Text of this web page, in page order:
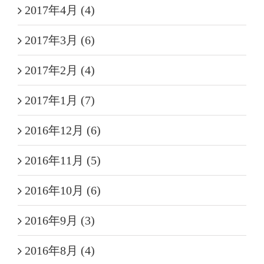
2017年4月 (4)
2017年3月 (6)
2017年2月 (4)
2017年1月 (7)
2016年12月 (6)
2016年11月 (5)
2016年10月 (6)
2016年9月 (3)
2016年8月 (4)